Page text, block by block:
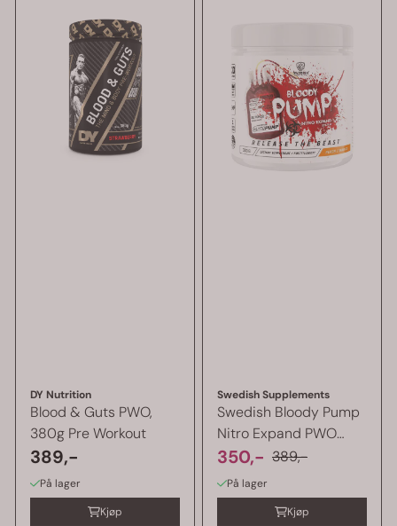
DY Nutrition
Blood & Guts PWO,
380g Pre Workout
389,-
På lager
Kjøp
Swedish Supplements
Swedish Bloody Pump
Nitro Expand PWO
300g, Stim ...
350,- 389,-
På lager
Kjøp